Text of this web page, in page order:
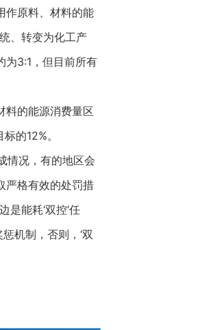
原料、材料的能
、转变为化工产
为3:1，但目前所有
的能源消费量区
的12%。
情况，有的地区会
严格有效的处罚措
是能耗‘双控’任
机制，否则，‘双